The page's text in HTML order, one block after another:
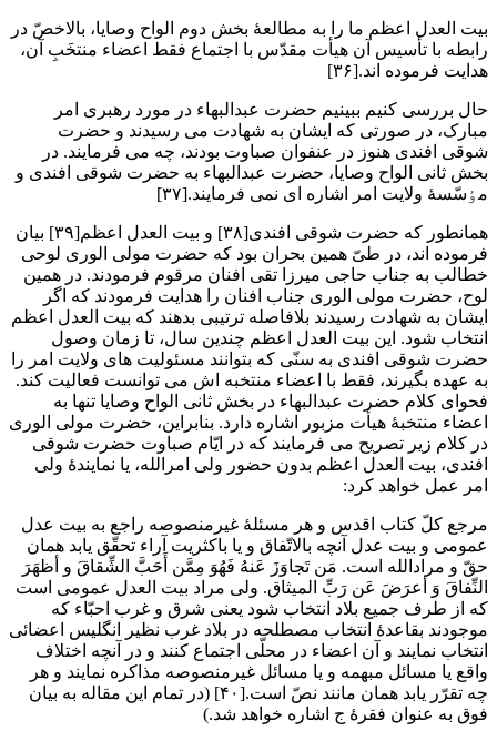
بیت العدل اعظم ما را به مطالعۀ بخش دوم الواح وصایا، بالاخصّ در
رابطه با تأسیس آن هیأت مقدّس با اجتماع فقط اعضاء منتخَبِ آن،
هدایت فرموده اند.[۳۶]
حال بررسی کنیم ببینیم حضرت عبدالبهاء در مورد رهبری امر
مبارک، در صورتی که ایشان به شهادت می رسیدند و حضرت
شوقی افندی هنوز در عنفوان صباوت بودند، چه می فرمایند. در
بخش ثانی الواح وصایا، حضرت عبدالبهاء به حضرت شوقی افندی و
مٶسّسۀ ولایت امر اشاره ای نمی فرمایند.[۳۷]
همانطور که حضرت شوقی افندی[۳۸] و بیت العدل اعظم[۳۹] بیان
فرموده اند، در طیّ همین بحران بود که حضرت مولی الوری لوحی
خطالب به جناب حاجی میرزا تقی افنان مرقوم فرمودند. در همین
لوح، حضرت مولی الوری جناب افنان را هدایت فرمودند که اگر
ایشان به شهادت رسیدند بلافاصله ترتیبی بدهند که بیت العدل اعظم
انتخاب شود. این بیت العدل اعظم چندین سال، تا زمان وصول
حضرت شوقی افندی به سنّی که بتوانند مسئولیت های ولایت امر را
به عهده بگیرند، فقط با اعضاء منتخبه اش می توانست فعالیت کند.
فحوای کلام حضرت عبدالبهاء در بخش ثانی الواح وصایا تنها به
اعضاء منتخبۀ هیأت مزبور اشاره دارد. بنابراین، حضرت مولی الوری
در کلام زیر تصریح می فرمایند که در ایّام صباوت حضرت شوقی
افندی، بیت العدل اعظم بدون حضور ولی امرالله، یا نمایندۀ ولی
امر عمل خواهد کرد:
مرجع کلّ کتاب اقدس و هر مسئلۀ غیرمنصوصه راجع به بیت عدل
عمومی و بیت عدل آنچه بالاتّفاق و یا باکثریت آراء تحقّق یابد همان
حقّ و مرادالله است. مَن تَجاوَزَ عَنهُ فَهُوَ مِمَّن أَحَبَّ الشِّقاقَ و أظهَرَ
النِّفاقَ وَ أعرَضَ عَن رَبِّ المیثاق. ولی مراد بیت العدل عمومی است
که از طرف جمیع بلاد انتخاب شود یعنی شرق و غرب احبّاء که
موجودند بقاعدۀ انتخاب مصطلحه در بلاد غرب نظیر انگلیس اعضائی
انتخاب نمایند و آن اعضاء در محلّی اجتماع کنند و در آنچه اختلاف
واقع یا مسائل مبهمه و یا مسائل غیرمنصوصه مذاکره نمایند و هر
چه تقرّر یابد همان مانند نصّ است.[۴۰] (در تمام این مقاله به بیان
فوق به عنوان فقرۀ ج اشاره خواهد شد.)